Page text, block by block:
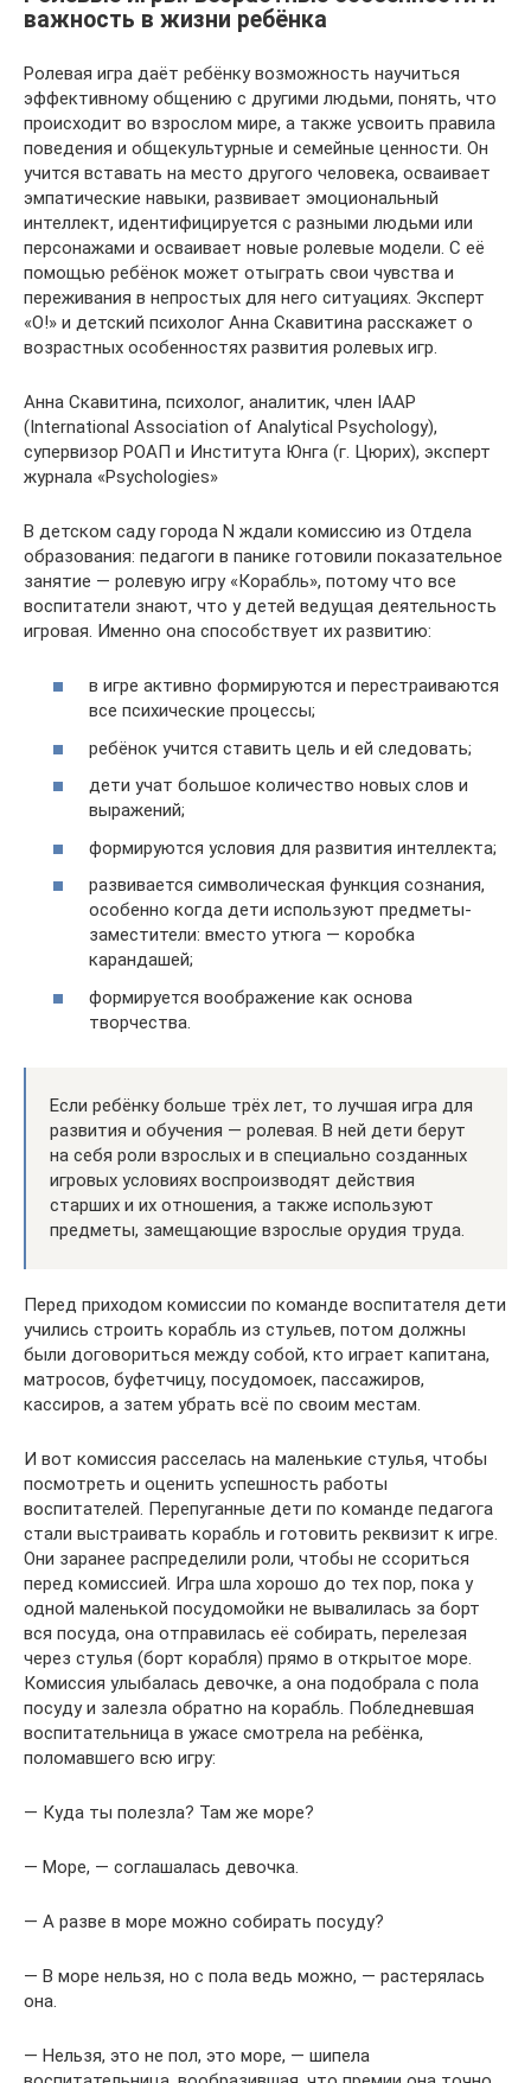
важность в жизни ребёнка
Ролевая игра даёт ребёнку возможность научиться
эффективному общению с другими людьми, понять, что
происходит во взрослом мире, а также усвоить правила
поведения и общекультурные и семейные ценности. Он
учится вставать на место другого человека, осваивает
эмпатические навыки, развивает эмоциональный
интеллект, идентифицируется с разными людьми или
персонажами и осваивает новые ролевые модели. С её
помощью ребёнок может отыграть свои чувства и
переживания в непростых для него ситуациях. Эксперт
«О!» и детский психолог Анна Скавитина расскажет о
возрастных особенностях развития ролевых игр.
Анна Скавитина, психолог, аналитик, член IAAP
(International Association of Analytical Psychology),
супервизор РОАП и Института Юнга (г. Цюрих), эксперт
журнала «Psychologies»
В детском саду города N ждали комиссию из Отдела
образования: педагоги в панике готовили показательное
занятие — ролевую игру «Корабль», потому что все
воспитатели знают, что у детей ведущая деятельность
игровая. Именно она способствует их развитию:
в игре активно формируются и перестраиваются
все психические процессы;
ребёнок учится ставить цель и ей следовать;
дети учат большое количество новых слов и
выражений;
формируются условия для развития интеллекта;
развивается символическая функция сознания,
особенно когда дети используют предметы-
заместители: вместо утюга — коробка
карандашей;
формируется воображение как основа
творчества.
Если ребёнку больше трёх лет, то лучшая игра для
развития и обучения — ролевая. В ней дети берут
на себя роли взрослых и в специально созданных
игровых условиях воспроизводят действия
старших и их отношения, а также используют
предметы, замещающие взрослые орудия труда.
Перед приходом комиссии по команде воспитателя дети
учились строить корабль из стульев, потом должны
были договориться между собой, кто играет капитана,
матросов, буфетчицу, посудомоек, пассажиров,
кассиров, а затем убрать всё по своим местам.
И вот комиссия расселась на маленькие стулья, чтобы
посмотреть и оценить успешность работы
воспитателей. Перепуганные дети по команде педагога
стали выстраивать корабль и готовить реквизит к игре.
Они заранее распределили роли, чтобы не ссориться
перед комиссией. Игра шла хорошо до тех пор, пока у
одной маленькой посудомойки не вывалилась за борт
вся посуда, она отправилась её собирать, перелезая
через стулья (борт корабля) прямо в открытое море.
Комиссия улыбалась девочке, а она подобрала с пола
посуду и залезла обратно на корабль. Побледневшая
воспитательница в ужасе смотрела на ребёнка,
поломавшего всю игру:
— Куда ты полезла? Там же море?
— Море, — соглашалась девочка.
— А разве в море можно собирать посуду?
— В море нельзя, но с пола ведь можно, — растерялась
она.
— Нельзя, это не пол, это море, — шипела